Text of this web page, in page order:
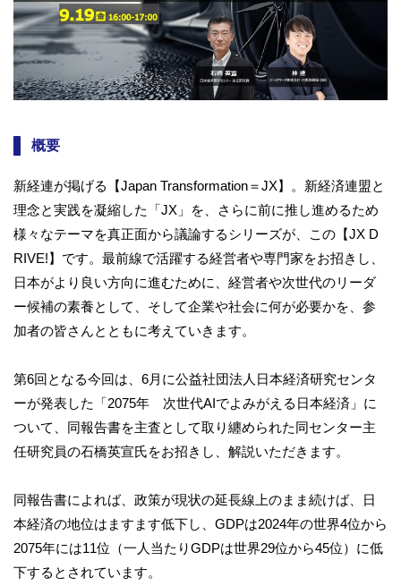
概要
新経連が掲げる【Japan Transformation＝JX】。新経済連盟と
理念と実践を凝縮した「JX」を、さらに前に推し進めるため
様々なテーマを真正面から議論するシリーズが、この【JX D
RIVE!】です。最前線で活躍する経営者や専門家をお招きし、
日本がより良い方向に進むために、経営者や次世代のリーダ
ー候補の素養として、そして企業や社会に何が必要かを、参
加者の皆さんとともに考えていきます。
第6回となる今回は、6月に公益社団法人日本経済研究センタ
ーが発表した「2075年 次世代AIでよみがえる日本経済」に
ついて、同報告書を主査として取り纏められた同センター主
任研究員の石橋英宣氏をお招きし、解説いただきます。
同報告書によれば、政策が現状の延長線上のまま続けば、日
本経済の地位はますます低下し、GDPは2024年の世界4位から
2075年には11位（一人当たりGDPは世界29位から45位）に低
下するとされています。